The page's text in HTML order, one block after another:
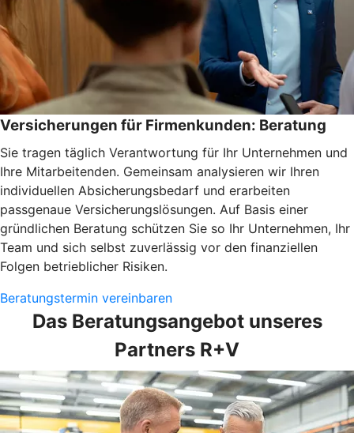
Versicherungen für Firmenkunden: Beratung
Sie tragen täglich Verantwortung für Ihr Unternehmen und
Ihre Mitarbeitenden. Gemeinsam analysieren wir Ihren
individuellen Absicherungsbedarf und erarbeiten
passgenaue Versicherungslösungen. Auf Basis einer
gründlichen Beratung schützen Sie so Ihr Unternehmen, Ihr
Team und sich selbst zuverlässig vor den finanziellen
Folgen betrieblicher Risiken.
Beratungstermin vereinbaren
Das Beratungsangebot unseres
Partners R+V